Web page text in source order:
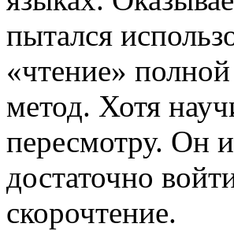
пытался
«чтение»
метод. Хотя
пересмотру. Он
достаточно
скорочтение.